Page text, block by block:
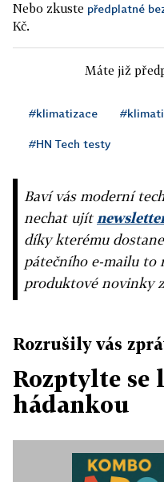
Nebo zkuste předplatné
Kč.
Máte již
#klimatizace
#HN Tech testy
Baví vás moderní
nechat ujít
díky kterému
pátečního e-mailu to
produktové novinky
Rozrušily vás
Rozptylte se
hádankou